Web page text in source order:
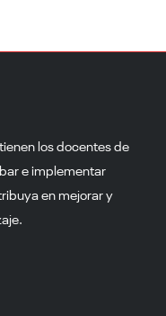
los docentes de
e implementar
en mejorar y